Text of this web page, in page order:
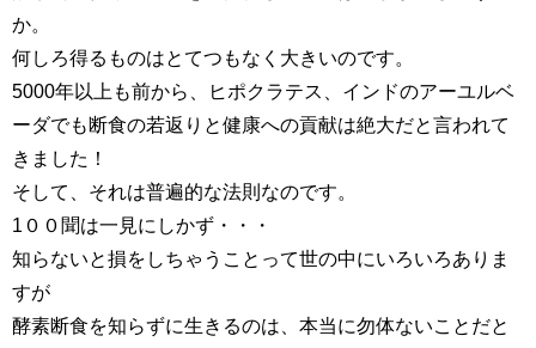
か。
何しろ得るものはとてつもなく大きいのです。
5000年以上も前から、ヒポクラテス、インドのアーユルベ
ーダでも断食の若返りと健康への貢献は絶大だと言われて
きました！
そして、それは普遍的な法則なのです。
1００聞は一見にしかず・・・
知らないと損をしちゃうことって世の中にいろいろありま
すが
酵素断食を知らずに生きるのは、本当に勿体ないことだと